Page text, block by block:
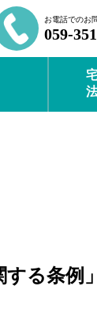
お電話でのお
059-
する条例